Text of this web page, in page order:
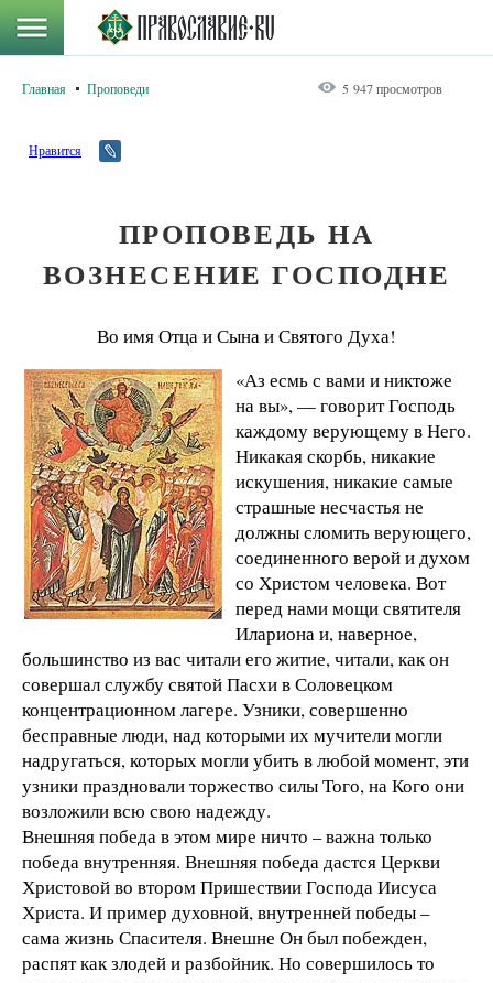
Главная Проповеди 5 947 просмотров
Нравится
ПРОПОВЕДЬ НА
ВОЗНЕСЕНИЕ ГОСПОДНЕ
Во имя Отца и Сына и Святого Духа!
«Аз есмь с вами и никтоже
на вы», — говорит Господь
каждому верующему в Него.
Никакая скорбь, никакие
искушения, никакие самые
страшные несчастья не
должны сломить верующего,
соединенного верой и духом
со Христом человека. Вот
перед нами мощи святителя
Илариона и, наверное,
большинство из вас читали его житие, читали, как он
совершал службу святой Пасхи в Соловецком
концентрационном лагере. Узники, совершенно
бесправные люди, над которыми их мучители могли
надругаться, которых могли убить в любой момент, эти
узники праздновали торжество силы Того, на Кого они
возложили всю свою надежду.
Внешняя победа в этом мире ничто – важна только
победа внутренняя. Внешняя победа дастся Церкви
Христовой во втором Пришествии Господа Иисуса
Христа. И пример духовной, внутренней победы –
сама жизнь Спасителя. Внешне Он был побежден,
распят как злодей и разбойник. Но совершилось то